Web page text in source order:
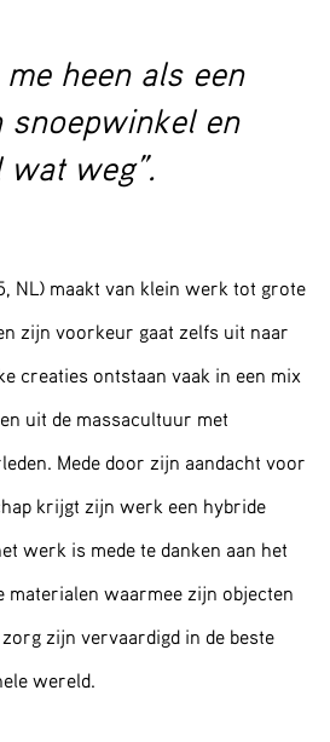
heen als een
snoepwinkel en
weg”.
NL) maakt van klein werk tot grote
zijn voorkeur gaat zelfs uit naar
creaties ontstaan ​​vaak in een mix
uit de massacultuur met
Mede door zijn aandacht voor
krijgt zijn werk een hybride
werk is mede te danken aan het
materialen waarmee zijn objecten
zijn vervaardigd in de beste
wereld.